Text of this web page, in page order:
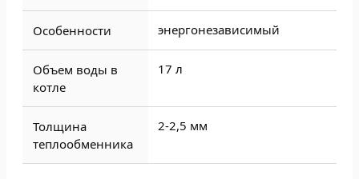
Особенности энергонезависимый
Объем воды в
котле
17 л
Толщина
теплообменника
2-2,5 мм